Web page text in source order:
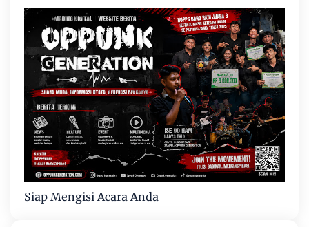
Siap Mengisi Acara Anda